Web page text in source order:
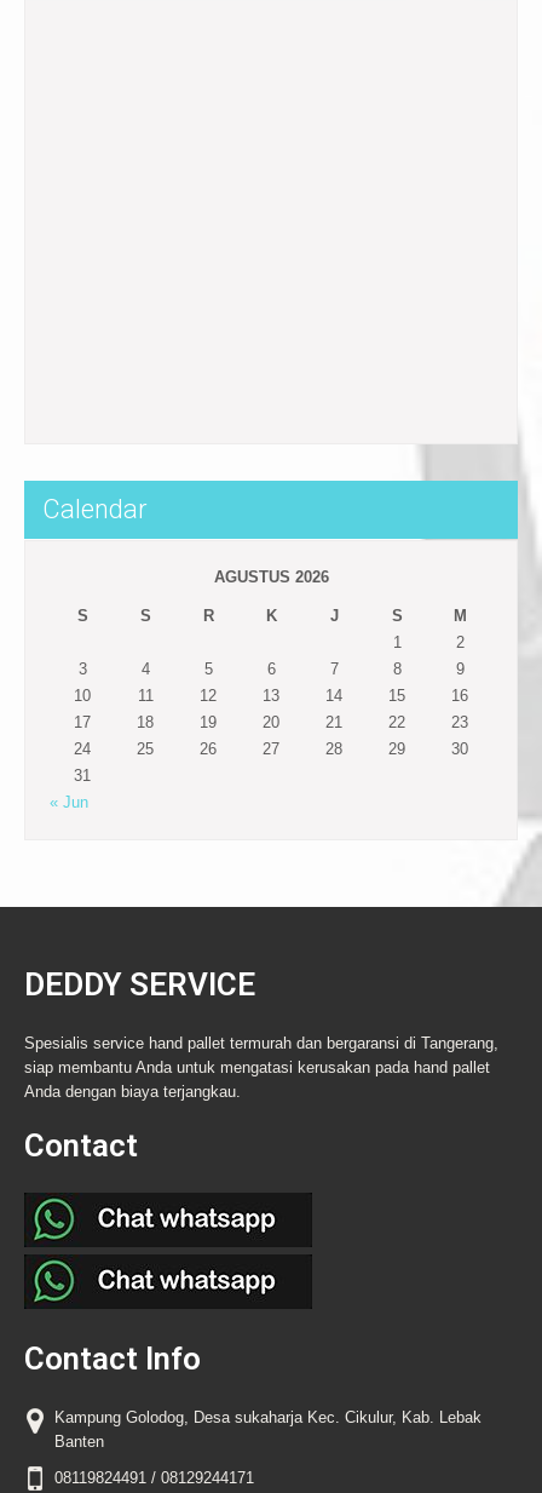
Calendar
AGUSTUS 2026
S S R K J S
M
1
2
3
4 5 6 7 8
9
10
11 12 13 14 15
16
17
18 19 20 21 22
23
24
25 26 27 28 29
30
31
« Jun
DEDDY SERVICE
Spesialis service hand pallet termurah dan bergaransi di Tangerang,
siap membantu Anda untuk mengatasi kerusakan pada hand pallet
Anda dengan biaya terjangkau.
Contact
Contact Info
Kampung Golodog, Desa sukaharja Kec. Cikulur, Kab. Lebak
Banten
08119824491 / 08129244171